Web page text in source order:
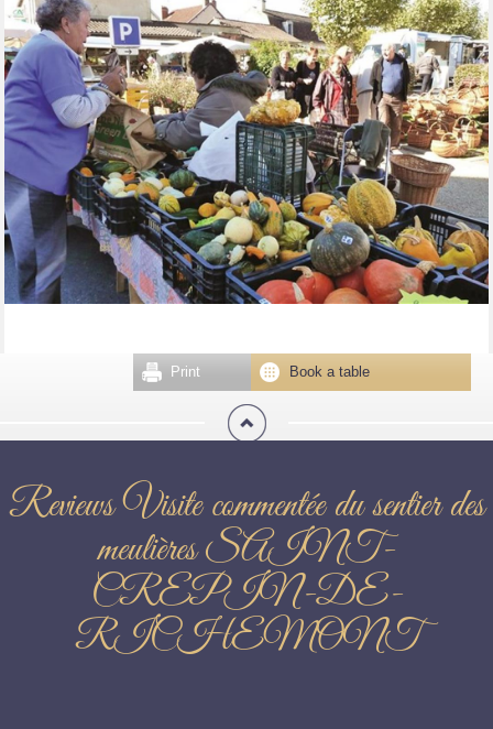
Book a table
Print
Reviews Visite commentée du sentier des
meulières SAINT-
CREPIN-DE-
RICHEMONT